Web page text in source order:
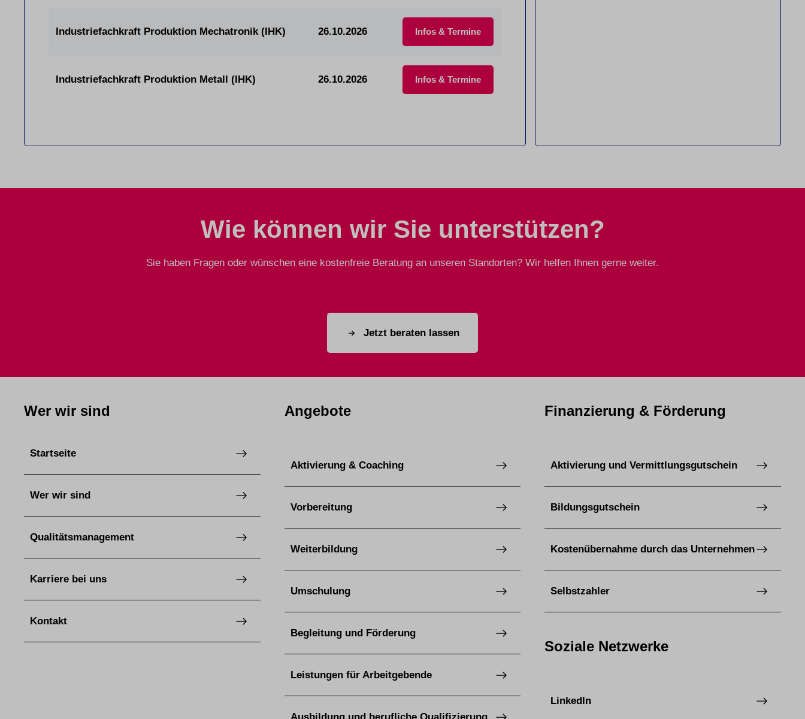
Industriefachkraft Produktion Mechatronik (IHK) 26.10.2026 Infos & Termine
Industriefachkraft Produktion Metall (IHK) 26.10.2026 Infos & Termine
Wie können wir Sie unterstützen?
Sie haben Fragen oder wünschen eine kostenfreie Beratung an unseren Standorten? Wir helfen Ihnen gerne weiter.
Jetzt beraten lassen
Wer wir sind
Startseite
Wer wir sind
Qualitätsmanagement
Karriere bei uns
Kontakt
Angebote
Aktivierung & Coaching
Vorbereitung
Weiterbildung
Umschulung
Begleitung und Förderung
Leistungen für Arbeitgebende
Finanzierung & Förderung
Aktivierung und Vermittlungsgutschein
Bildungsgutschein
Kostenübernahme durch das Unternehmen
Selbstzahler
Soziale Netzwerke
LinkedIn